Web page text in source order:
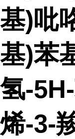
基)吡
基)苯
氢-
烯-3-